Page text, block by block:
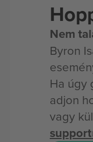
Nem
Byron
Ha úgy
adjon
vagy